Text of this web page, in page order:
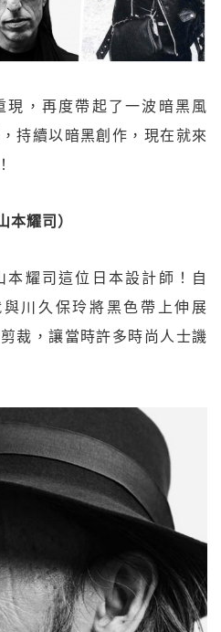
現，再度帶起了一波暗黑風
持續以暗黑創作，現在就來
耀司）
耀司這位日本設計師！自
川久保玲將黑色帶上伸展
裁，讓當時許多時尚人士譏